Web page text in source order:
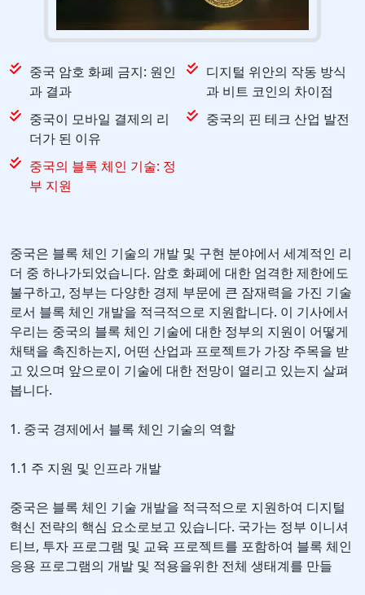
중국 암호 화폐 금지: 원인
과 결과
디지털 위안의 작동 방식
과 비트 코인의 차이점
중국이 모바일 결제의 리
더가 된 이유
중국의 핀 테크 산업 발전
중국의 블록 체인 기술: 정
부 지원
중국은 블록 체인 기술의 개발 및 구현 분야에서 세계적인 리
더 중 하나가되었습니다. 암호 화폐에 대한 엄격한 제한에도
불구하고, 정부는 다양한 경제 부문에 큰 잠재력을 가진 기술
로서 블록 체인 개발을 적극적으로 지원합니다. 이 기사에서
우리는 중국의 블록 체인 기술에 대한 정부의 지원이 어떻게
채택을 촉진하는지, 어떤 산업과 프로젝트가 가장 주목을 받
고 있으며 앞으로이 기술에 대한 전망이 열리고 있는지 살펴
봅니다.
1. 중국 경제에서 블록 체인 기술의 역할
1.1 주 지원 및 인프라 개발
중국은 블록 체인 기술 개발을 적극적으로 지원하여 디지털
혁신 전략의 핵심 요소로보고 있습니다. 국가는 정부 이니셔
티브, 투자 프로그램 및 교육 프로젝트를 포함하여 블록 체인
응용 프로그램의 개발 및 적용을위한 전체 생태계를 만들